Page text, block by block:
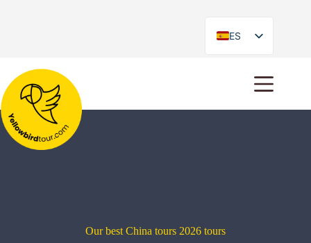
ES
EN
Our best China tours 2026 tours